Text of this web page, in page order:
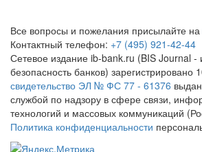
Все вопросы и пожелания присылайте на
Контактный телефон: +7 (495) 921-42-44
Сетевое издание ib-bank.ru (BIS Journal
безопасность банков) зарегистрировано
свидетельство ЭЛ № ФС 77 - 61376
службой по надзору в сфере связи,
технологий и массовых коммуникаций
Политика конфиденциальности